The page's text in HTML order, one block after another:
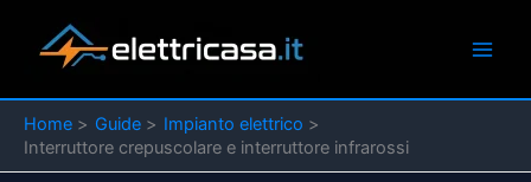
contenuto
Home Guide
Impianto elettrico
Interruttore crepuscolare e interruttore infrarossi